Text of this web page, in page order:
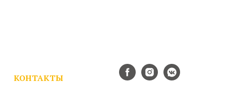
КОНТАКТЫ